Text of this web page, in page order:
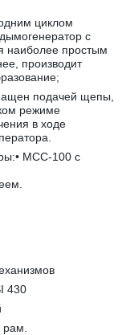
циклом
с
наиболее простым
производит
подачей щепы,
режиме
в ходе
MCC-100 с
430